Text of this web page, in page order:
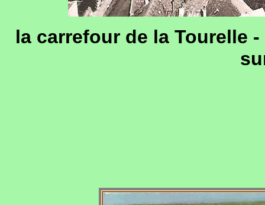
la carrefour de la Tourelle